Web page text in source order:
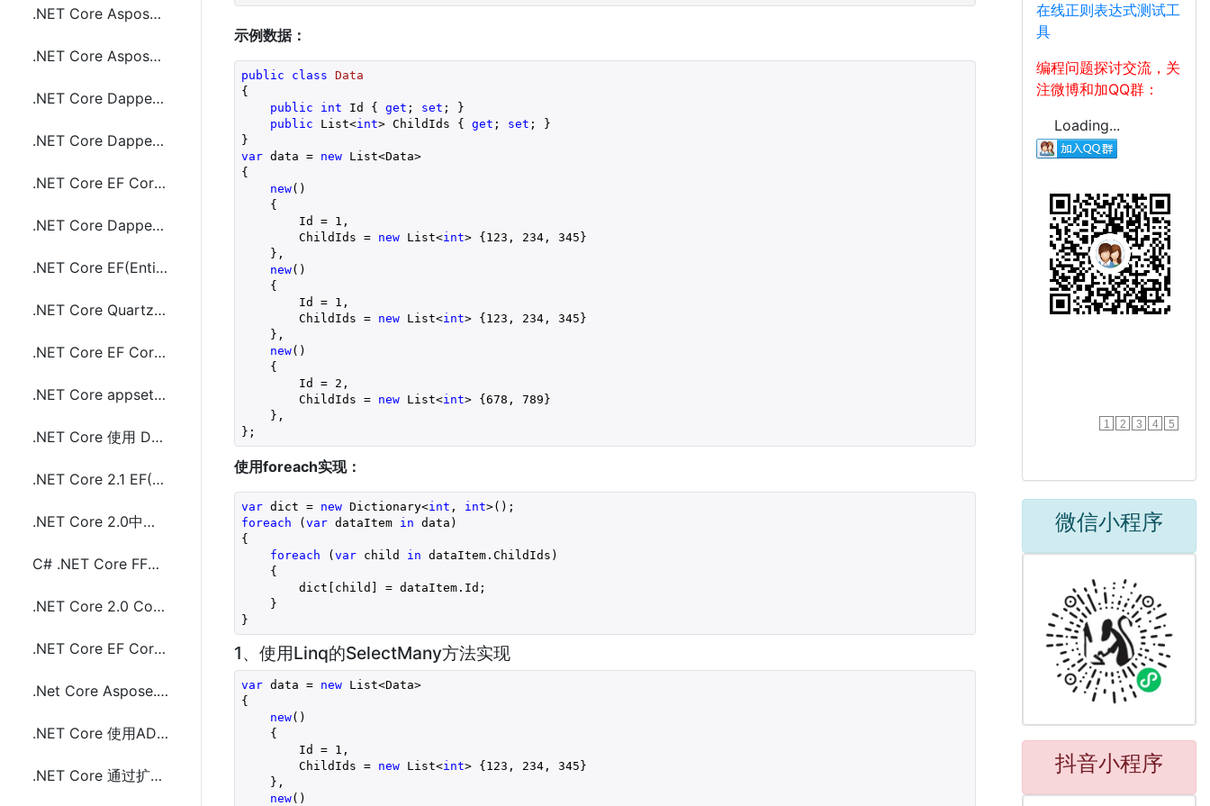
.NET Core Aspose Word(.doc,docx)转成pdf文件
.NET Core Aspose Word(.doc,docx)文件加水印
.NET Core Dapper(ORM) 执行sql语句和事物(Transaction)
.NET Core Dapper返回存储过程输出(output)参数
.NET Core EF Core实现left join查询
.NET Core Dapper操作Sybase数据库
.NET Core EF(Entity Framework) Core 自动创建数据库
.NET Core Quartz使用cron表达式实现定时任务
.NET Core EF Core(Entity Framework) 实现分组查询(group by)
.NET Core appsettings.json 获取数据库连接字符串
.NET Core 使用 DotnetSpider 抓取页面教程
.NET Core 2.1 EF(Entity Framework) Core Sqlite配置和使用分享
.NET Core 2.0中使用gmail发送电子邮件
C# .NET Core FFmpeg 视频转成图片代码分享
.NET Core 2.0 Console(控制台)项目 Microsoft.Extensions.Logging NLog配置使用
.NET Core EF Core(Entity Framework Core)去掉重复数据(distinct)
.Net Core Aspose.Cells创建和读取Excel(.xls,.xlsx)数据
.NET Core 使用ADO.NET连接操作MySQL数据库
.NET Core 通过扩展方法实现密码字符串加密(Sha256和Sha512)
示例数据：
public class Data
{
public
int Id { get ; set ; }
public List<int> ChildIds { get ; set ; }
}
var data = new List<Data>
{
new()
    {
        Id =
1 ,
        ChildIds =
new List<int> {123 , 234, 345}
    },
new()
    {
        Id =
1 ,
        ChildIds =
new List<int> {123 , 234, 345}
    },
new()
    {
        Id =
2 ,
        ChildIds =
new List<int> {678 , 789}
    },
};
使用foreach实现：
var dict = new Dictionary<int , int>();
foreach (var dataItem in data)
{
foreach (var child in dataItem.ChildIds)
    {
        dict[child] = dataItem.Id;
    }
}
1、使用Linq的SelectMany方法实现
var data = new List<Data>
{
new()
    {
        Id =
1 ,
        ChildIds =
new List<int> {123 , 234, 345}
    },
new()
在线正则表达式测试工
具
编程问题探讨交流，关
注微博和加QQ群：
Loading...
1 2 3 4 5
微信小程序
抖音小程序